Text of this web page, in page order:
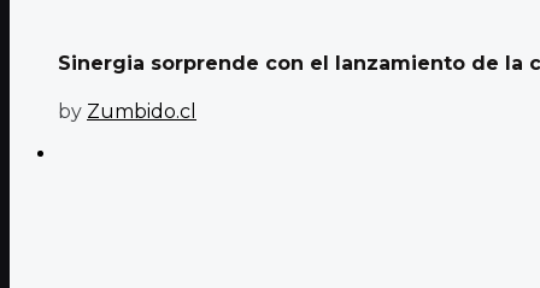
Sinergia sorprende con el lanzamiento de la
by Zumbido.cl